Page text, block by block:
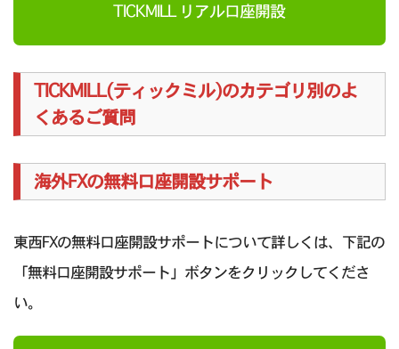
TICKMILL リアル口座開設
TICKMILL(ティックミル)のカテゴリ別のよ
くあるご質問
海外FXの無料口座開設サポート
東西FXの無料口座開設サポートについて詳しくは、下記の
「無料口座開設サポート」ボタンをクリックしてくださ
い。